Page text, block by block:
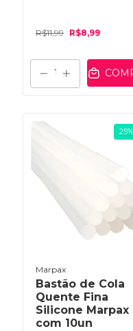
R$11,99 R$8,99
25
Marpax
Bastão de Cola
Quente Fina
Silicone Marpax
com 10un